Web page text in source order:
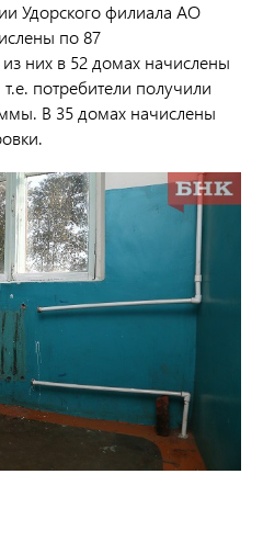
Удорского филиала АО
по 87
них в 52 домах начислены
потребители получили
В 35 домах начислены